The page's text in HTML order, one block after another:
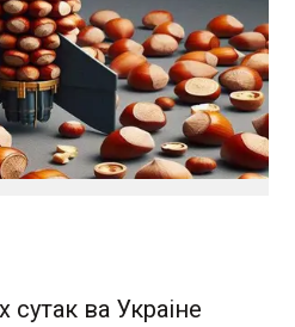
сутак ва Украіне